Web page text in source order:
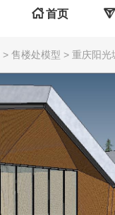
首页 
> 售楼处模型 > 重庆阳光